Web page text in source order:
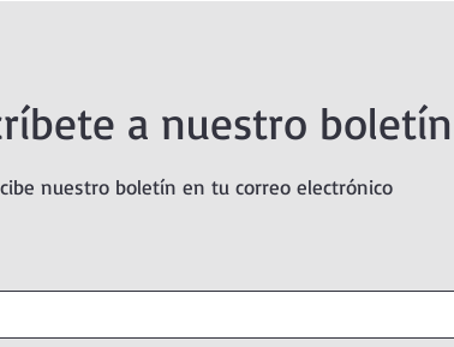
a nuestro boletín
nuestro boletín en tu correo electrónico